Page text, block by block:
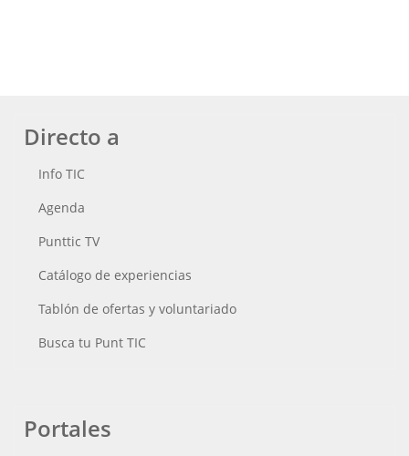
Directo a
Info TIC
Agenda
Punttic TV
Catálogo de experiencias
Tablón de ofertas y voluntariado
Busca tu Punt TIC
Portales